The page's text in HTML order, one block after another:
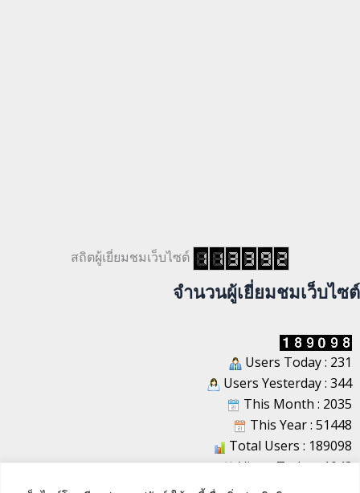
สถิตผู้เยี่ยมชมเว็บไซต์
จำนวนผู้เยี่ยมชมเว็บไซต์
Users Today : 231
Users Yesterday : 344
This Month : 2035
This Year : 51448
Total Users : 189098
Views Today : 1043
Total views : 1217527